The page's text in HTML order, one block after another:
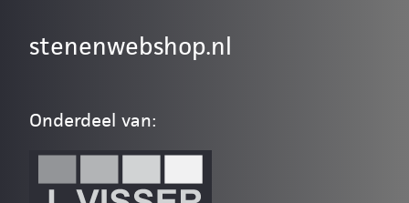
stenenwebshop.nl
Onderdeel van: